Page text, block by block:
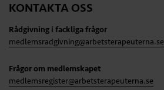
KONTAKTA OSS
Rådgivning i fackliga frågor
medlemsradgivning@arbetsterapeuterna.se
Frågor om medlemskapet
medlemsregister@arbetsterapeuterna.se